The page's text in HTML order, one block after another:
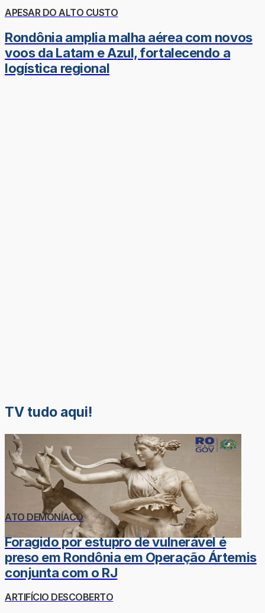
APESAR DO ALTO CUSTO
Rondônia amplia malha aérea com novos
voos da Latam e Azul, fortalecendo a
logística regional
TV tudo aqui!
ATO DEMONÍACO
Foragido por estupro de vulnerável é
preso em Rondônia em Operação Ártemis
conjunta com o RJ
ARTIFÍCIO DESCOBERTO